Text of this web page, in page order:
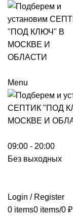
Menu
09:00 - 20:00
Без выходных
Login / Register
0 items0 items/0 ₽